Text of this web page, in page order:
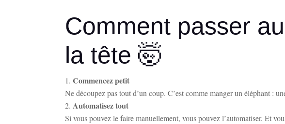
Comment passer
la tête 🤯
Commencez petit
Ne découpez pas tout d’un coup. C’est comme manger un éléphant :
Automatisez tout
Si vous pouvez le faire manuellement, vous pouvez l’automatiser. Et